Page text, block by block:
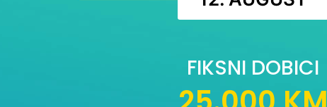
FIKSNI DOBICI